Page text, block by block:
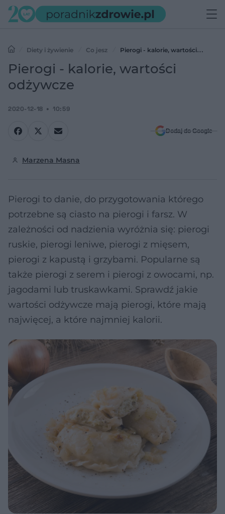
Diety i żywienie Co jesz
Pierogi - kalorie, wartości
odżywcze
Pierogi - kalorie, wartości
odżywcze
2020-12-18 10:59
Dodaj do Google
Marzena Masna
Pierogi to danie, do przygotowania którego
potrzebne są ciasto na pierogi i farsz. W
zależności od nadzienia wyróżnia się: pierogi
ruskie, pierogi leniwe, pierogi z mięsem,
pierogi z kapustą i grzybami. Popularne są
także pierogi z serem i pierogi z owocami, np.
jagodami lub truskawkami. Sprawdź jakie
wartości odżywcze mają pierogi, które mają
najwięcej, a które najmniej kalorii.